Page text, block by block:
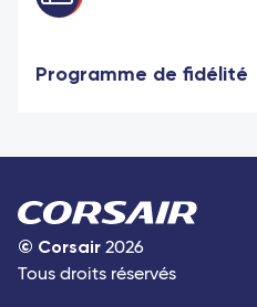
Programme de fidélité
© Corsair 2026
Tous droits réservés